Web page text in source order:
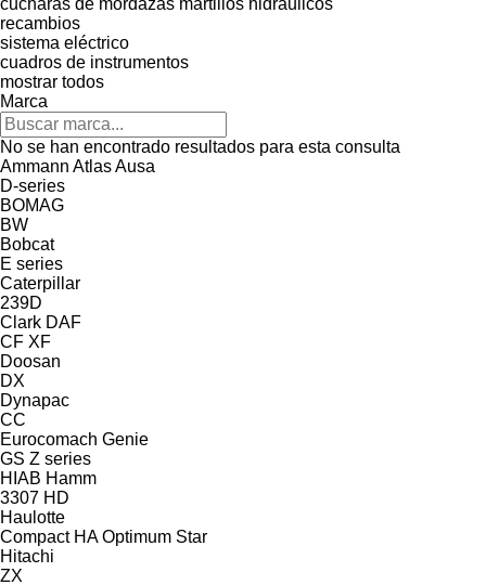
recambios
sistema eléctrico
cuadros de instrumentos
mostrar todos
Marca
No se han encontrado resultados para esta consulta
Ammann AtlasAusa
D-series
BOMAG
BW
Bobcat
E series
Caterpillar
239D
Clark DAF
CF XF
Doosan
DX
Dynapac
CC
Eurocomach Genie
GS Z series
HIAB Hamm
3307 HD
Haulotte
Compact HA Optimum Star
Hitachi
ZX